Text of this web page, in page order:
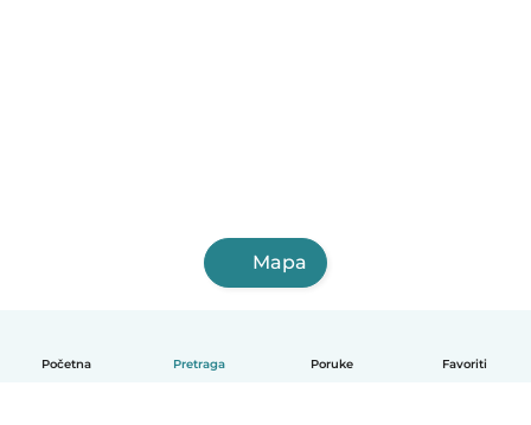
Početna Pretraga Poruke Favoriti
Mapa